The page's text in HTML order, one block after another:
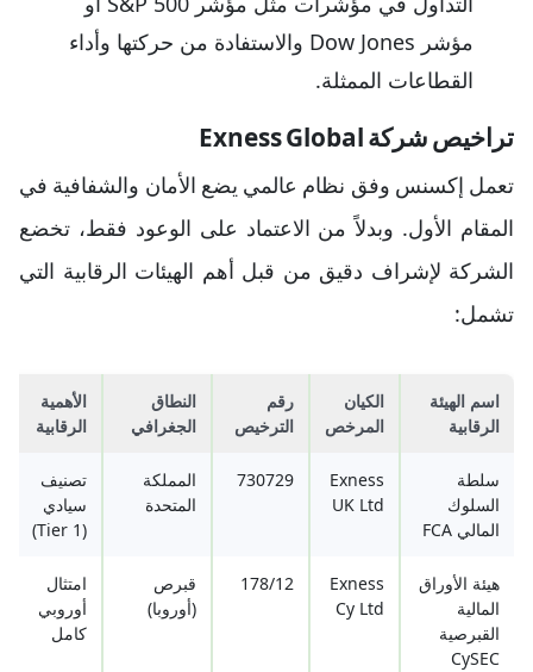
مؤشر Dow Jones والاستفادة من حركتها وأداء
القطاعات الممثلة.
تراخيص شركة Exness Global
تعمل إكسنس وفق نظام عالمي يضع الأمان والشفافية في
المقام الأول. وبدلاً من الاعتماد على الوعود فقط، تخضع
الشركة لإشراف دقيق من قبل أهم الهيئات الرقابية التي
تشمل:
اسم الهيئة
الرقابية
الكيان
المرخص
رقم
الترخيص
النطاق
الجغرافي
الأهمية
الرقابية
سلطة
السلوك
المالي FCA
Exness
UK Ltd
730729
المملكة
المتحدة
تصنيف
سيادي
(Tier 1)
هيئة الأوراق
المالية
القبرصية
CySEC
Exness
Cy Ltd
178/12
قبرص
(أوروبا)
امتثال
أوروبي
كامل